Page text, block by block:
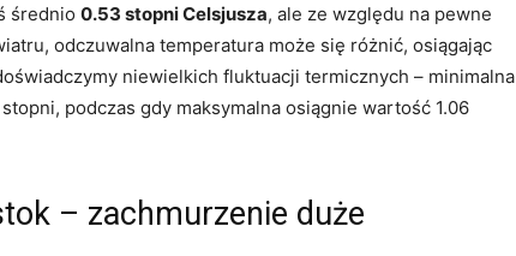
średnio 0.53 stopni Celsjusza, ale ze względu na pewne
odczuwalna temperatura może się różnić, osiągając
niewielkich fluktuacji termicznych – minimalna
podczas gdy maksymalna osiągnie wartość 1.06
– zachmurzenie duże